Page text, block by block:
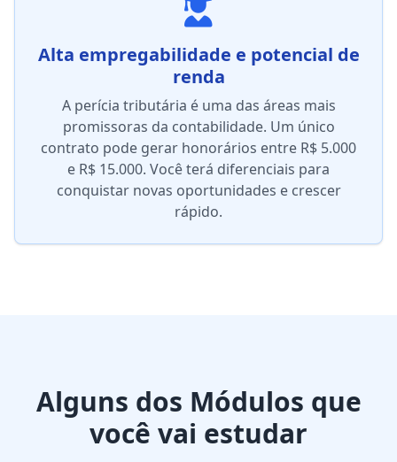
Alta empregabilidade e potencial de
renda
A perícia tributária é uma das áreas mais
promissoras da contabilidade. Um único
contrato pode gerar honorários entre R$ 5.000
e R$ 15.000. Você terá diferenciais para
conquistar novas oportunidades e crescer
rápido.
Alguns dos Módulos que
você vai estudar